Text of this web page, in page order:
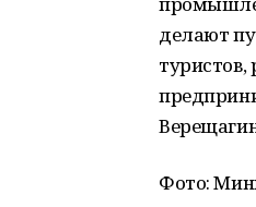
делают
Фото: